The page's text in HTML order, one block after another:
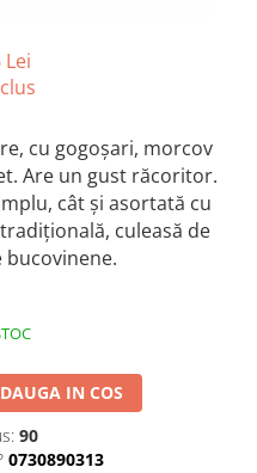
Lei
cu gogoșari, morcov
Are un gust răcoritor.
cât și asortată cu
culeasă de
bucovinene.
IN COS
90
0730890313